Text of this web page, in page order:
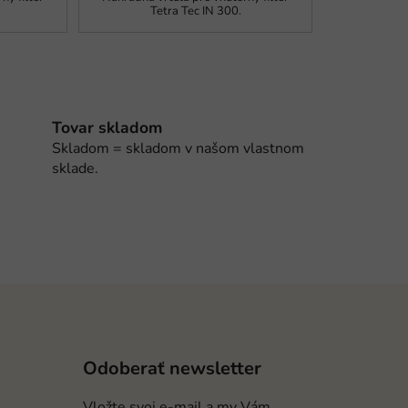
Tetra Tec IN 300.
Tovar skladom
Skladom = skladom v našom vlastnom
sklade.
Odoberať newsletter